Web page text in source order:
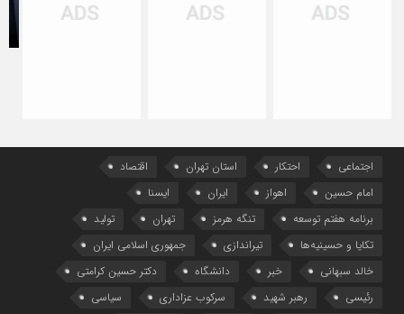
اجتماعی احتکار استان تهران
اقتصاد
امام حسین
اهواز ایران
ایسنا
برنامه هفتم توسعه
تنگه هرمز تهران
تولید
تکایا و حسینیه‌ها
تیراندازی
جمهوری اسلامی ایران
خالد سبهانی
خبر دانشگاه
دکتر حسین کرامتی
رئیسی
رهبر شهید سرکوب عزاداری
سیاسی